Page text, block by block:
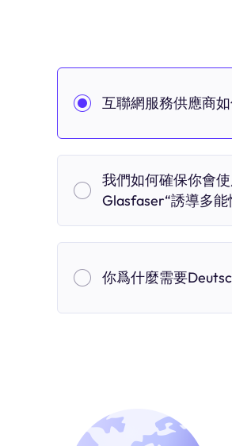
互聯網服務供應商
我們如何確保你會
Glasfaser“誘導多能
你爲什麼需要